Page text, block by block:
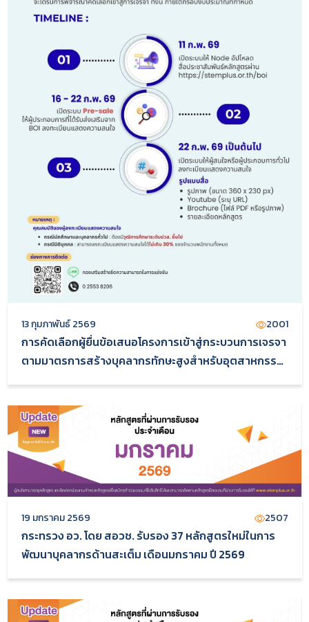
13 กุมภาพันธ์ 2569 2001
การคัดเลือกผู้ยื่นข้อเสนอโครงการเข้าสู่กระบวนการเจรจา
ตามมาตรการสร้างบุคลากรทักษะสูงสำหรับอุตสาหกรรม
19 มกราคม 2569 2507
กระทรวง อว. โดย สอวช. รับรอง 37 หลักสูตรใหม่ในการ
พัฒนาบุคลากรด้านสะเต็ม เดือนมกราคม ปี 2569